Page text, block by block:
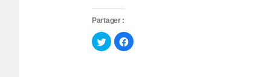
Partager :
Cliquez
pour
partager
Cliquez
pour